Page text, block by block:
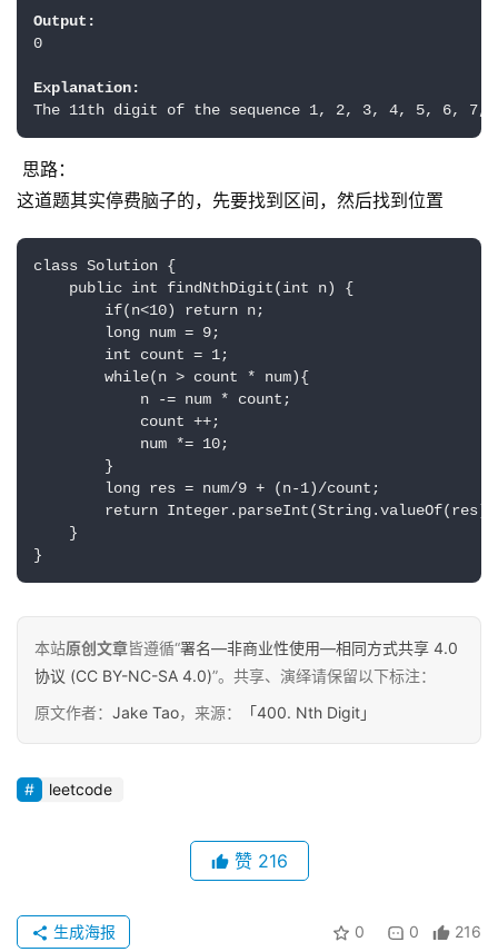
动
态
碎
念
&
工
注册
Output:
0
Explanation:
思路：
这道题其实停费脑子的，先要找到区间，然后找到位置
class Solution {
    public int findNthDigit(int n) {
        if(n<10) return n;
        long num = 9;
        int count = 1;
        while(n > count * num){
            n -= num * count;
            count ++;
            num *= 10;
        }
        long res = num/9 + (n-1)/count;
return
    }
}
本站原创文章皆遵循“署名—非商业性使用—相同方式共享 4.0
协议 (CC BY-NC-SA 4.0)”。共享、演绎请保留以下标注：
原文作者： Jake Tao，来源： 「400. Nth Digit」
leetcode
赞 216
0 0 216
生成海报